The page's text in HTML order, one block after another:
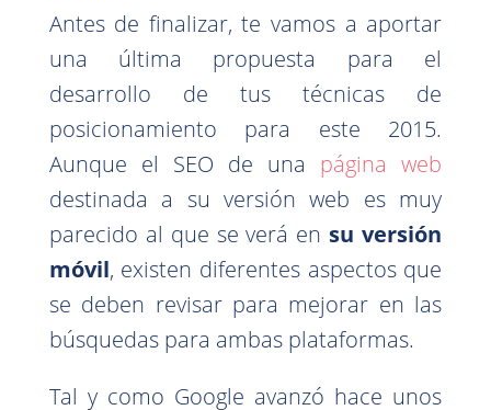
Antes de finalizar, te vamos a aportar
una última propuesta para el
desarrollo de tus técnicas de
posicionamiento para este 2015.
Aunque el SEO de una página web
destinada a su versión web es muy
parecido al que se verá en su versión
móvil, existen diferentes aspectos que
se deben revisar para mejorar en las
búsquedas para ambas plataformas.
Tal y como Google avanzó hace unos